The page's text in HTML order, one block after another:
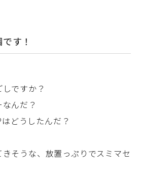
す！
ですか？
んだ？
どうしたんだ？
そうな、放置っぷりでスミマセ